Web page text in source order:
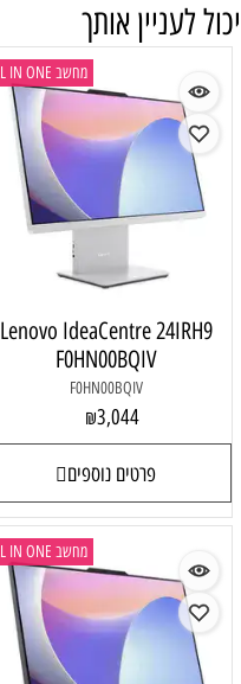
יכול לעניין אותך
מחשב ALL IN ONE
Lenovo IdeaCentre 24IRH9
F0HN00BQIV
F0HN00BQIV
₪3,044
פרטים נוספים
מחשב ALL IN ONE